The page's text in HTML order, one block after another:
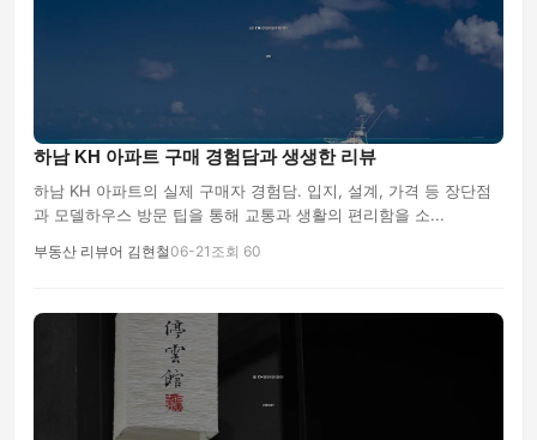
하남 KH 아파트 구매 경험담과 생생한 리뷰
하남 KH 아파트의 실제 구매자 경험담. 입지, 설계, 가격 등 장단점
과 모델하우스 방문 팁을 통해 교통과 생활의 편리함을 소...
부동산 리뷰어 김현철06-21 조회 60